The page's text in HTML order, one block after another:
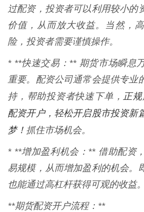
过配资，投资者可以利用较小的
价值，从而放大收益。当然，
险，投资者需要谨慎操作。
* **快速交易：** 期货市场瞬息
重要。配资公司通常会提供专业
持，帮助投资者快速下单， 正
配资开户，轻松开启股市投资新
梦！ 抓住市场机会。
* **增加盈利机会：** 借助配资
易规模，从而增加盈利的机会。
也能通过高杠杆获得可观的收益。
**期货配资开户流程：**